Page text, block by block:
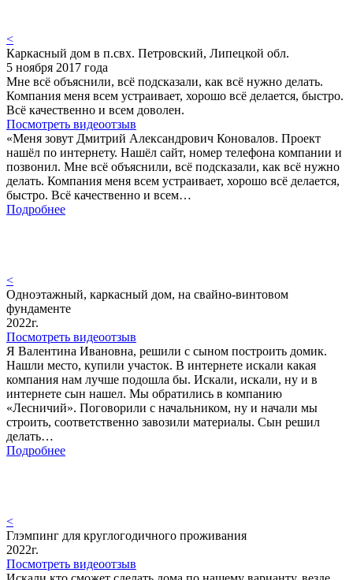
<
Каркасный дом в п.свх. Петровский, Липецкой обл.
5 ноября 2017 года
Мне всё объяснили, всё подсказали, как всё нужно делать.
Компания меня всем устраивает, хорошо всё делается, быстро.
Всё качественно и всем доволен.
Посмотреть видеоотзыв
«Меня зовут Дмитрий Александрович Коновалов. Проект
нашёл по интернету. Нашёл сайт, номер телефона компании и
позвонил. Мне всё объяснили, всё подсказали, как всё нужно
делать. Компания меня всем устраивает, хорошо всё делается,
быстро. Всё качественно и всем…
Подробнее
<
Одноэтажный, каркасный дом, на свайно-винтовом
фундаменте
2022г.
Посмотреть видеоотзыв
Я Валентина Ивановна, решили с сыном построить домик.
Нашли место, купили участок. В интернете искали какая
компания нам лучше подошла бы. Искали, искали, ну и в
интернете сын нашел. Мы обратились в компанию
«Лесничий». Поговорили с начальником, ну и начали мы
строить, соответственно завозили материалы. Сын решил
делать…
Подробнее
<
Глэмпинг для круглогодичного проживания
2022г.
Посмотреть видеоотзыв